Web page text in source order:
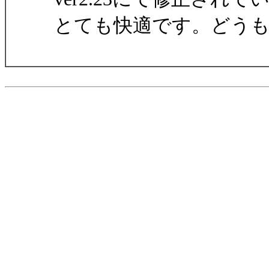
とても快適です。どう